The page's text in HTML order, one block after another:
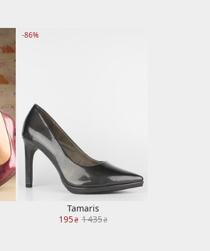
-86%
Tamaris
195₴ 1 435₴